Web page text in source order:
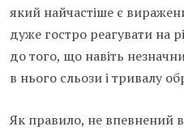
який найчастіше є
дуже гостро реагувати на
до того, що навіть
в нього сльози і тривалу
Як правило, не впевнений